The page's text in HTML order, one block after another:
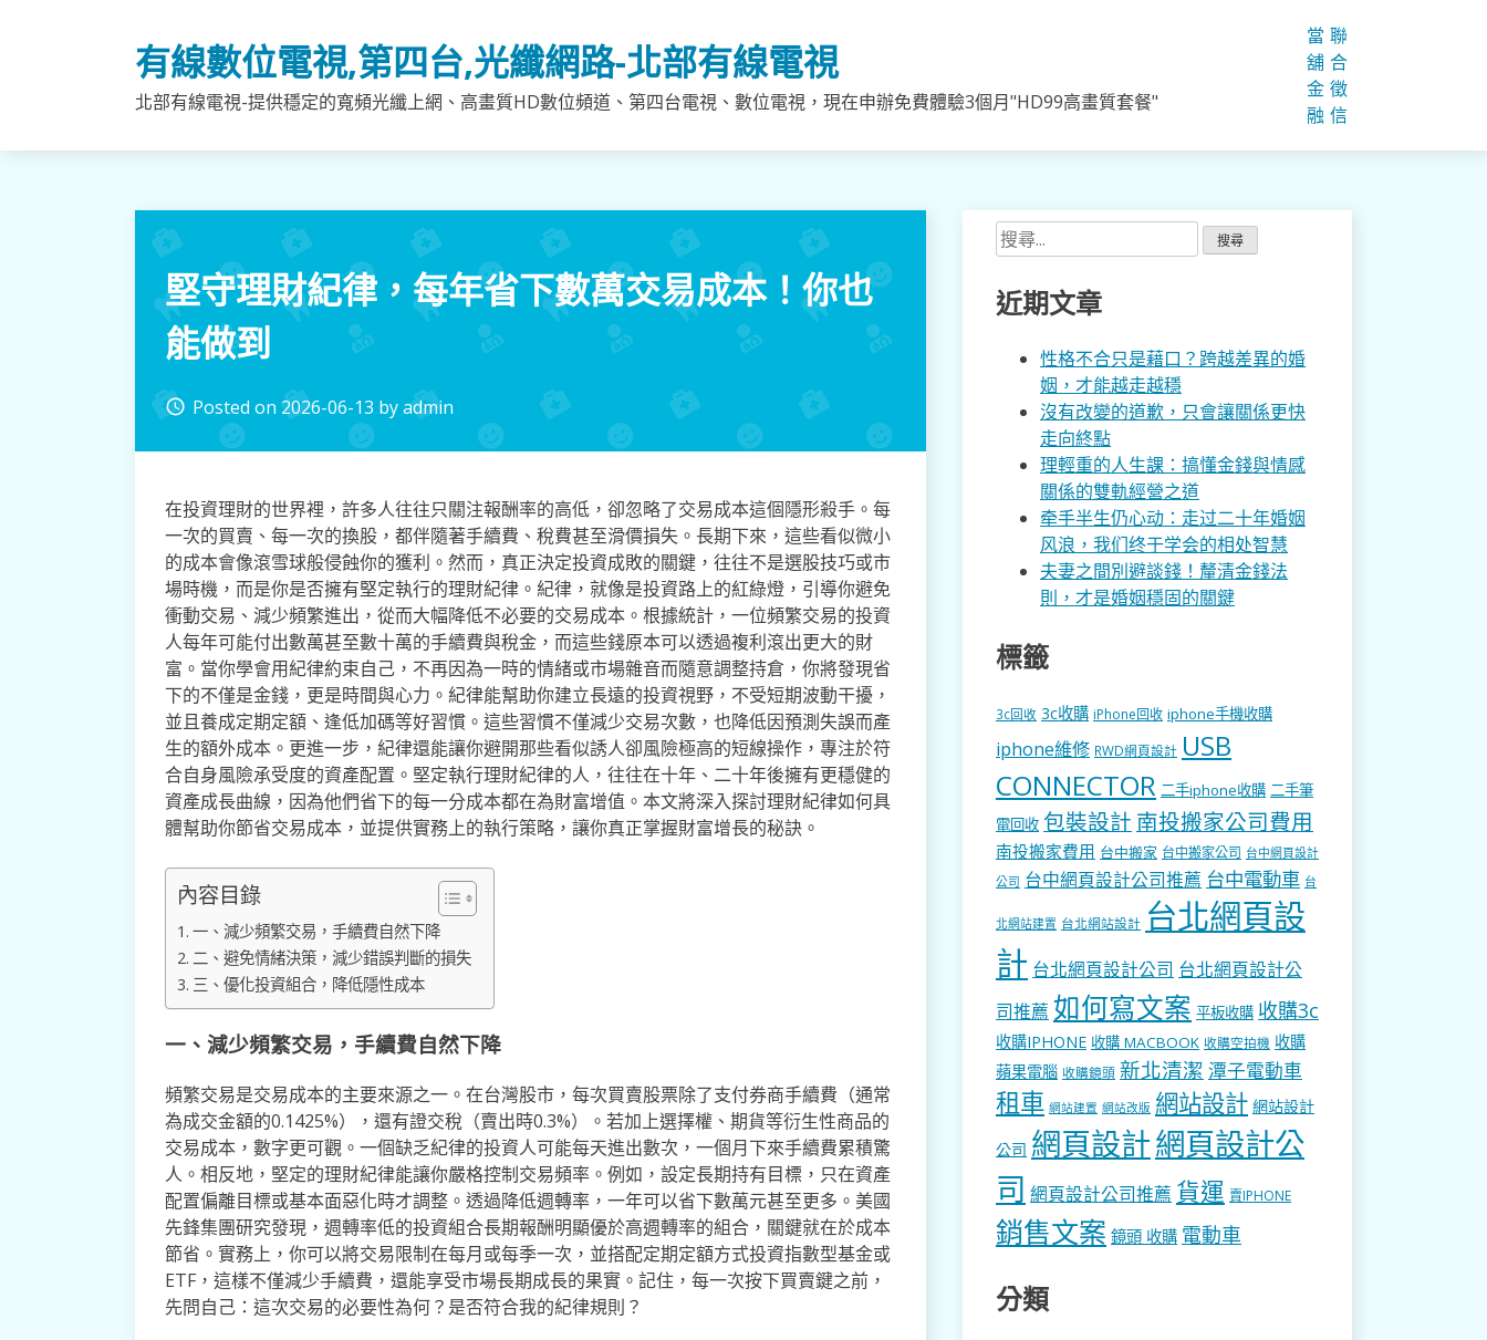
有線數位電視,第四台,光纖網路-北部有線電視
北部有線電視-提供穩定的寬頻光纖上網、高畫質HD數位頻道、第四台電視、數位電視，現在申辦免費體驗3個月"HD99高畫質套餐"
當
舖
金
融
聯
合
徵
信
堅守理財紀律，每年省下數萬交易成本！你也
能做到
access_time Posted on2026-06-13 byadmin
在投資理財的世界裡，許多人往往只關注報酬率的高低，卻忽略了交易成本這個隱形殺手。每
一次的買賣、每一次的換股，都伴隨著手續費、稅費甚至滑價損失。長期下來，這些看似微小
的成本會像滾雪球般侵蝕你的獲利。然而，真正決定投資成敗的關鍵，往往不是選股技巧或市
場時機，而是你是否擁有堅定執行的理財紀律。紀律，就像是投資路上的紅綠燈，引導你避免
衝動交易、減少頻繁進出，從而大幅降低不必要的交易成本。根據統計，一位頻繁交易的投資
人每年可能付出數萬甚至數十萬的手續費與稅金，而這些錢原本可以透過複利滾出更大的財
富。當你學會用紀律約束自己，不再因為一時的情緒或市場雜音而隨意調整持倉，你將發現省
下的不僅是金錢，更是時間與心力。紀律能幫助你建立長遠的投資視野，不受短期波動干擾，
並且養成定期定額、逢低加碼等好習慣。這些習慣不僅減少交易次數，也降低因預測失誤而產
生的額外成本。更進一步，紀律還能讓你避開那些看似誘人卻風險極高的短線操作，專注於符
合自身風險承受度的資產配置。堅定執行理財紀律的人，往往在十年、二十年後擁有更穩健的
資產成長曲線，因為他們省下的每一分成本都在為財富增值。本文將深入探討理財紀律如何具
體幫助你節省交易成本，並提供實務上的執行策略，讓你真正掌握財富增長的秘訣。
內容目錄
一、減少頻繁交易，手續費自然下降
二、避免情緒決策，減少錯誤判斷的損失
三、優化投資組合，降低隱性成本
一、減少頻繁交易，手續費自然下降
頻繁交易是交易成本的主要來源之一。在台灣股市，每次買賣股票除了支付券商手續費（通常
為成交金額的0.1425%），還有證交稅（賣出時0.3%）。若加上選擇權、期貨等衍生性商品的
交易成本，數字更可觀。一個缺乏紀律的投資人可能每天進出數次，一個月下來手續費累積驚
人。相反地，堅定的理財紀律能讓你嚴格控制交易頻率。例如，設定長期持有目標，只在資產
配置偏離目標或基本面惡化時才調整。透過降低週轉率，一年可以省下數萬元甚至更多。美國
先鋒集團研究發現，週轉率低的投資組合長期報酬明顯優於高週轉率的組合，關鍵就在於成本
節省。實務上，你可以將交易限制在每月或每季一次，並搭配定期定額方式投資指數型基金或
ETF，這樣不僅減少手續費，還能享受市場長期成長的果實。記住，每一次按下買賣鍵之前，
先問自己：這次交易的必要性為何？是否符合我的紀律規則？
搜
尋
關
鍵
近期文章
性格不合只是藉口？跨越差異的婚
姻，才能越走越穩
沒有改變的道歉，只會讓關係更快
走向終點
理輕重的人生課：搞懂金錢與情感
關係的雙軌經營之道
牵手半生仍心动：走过二十年婚姻
风浪，我们终于学会的相处智慧
夫妻之間別避談錢！釐清金錢法
則，才是婚姻穩固的關鍵
標籤
3c回收 3c收購 iPhone回收 iphone手機收購
iphone維修 RWD網頁設計 USB
CONNECTOR 二手iphone收購 二手筆
電回收 包裝設計 南投搬家公司費用
南投搬家費用 台中搬家 台中搬家公司 台中網頁設計
公司 台中網頁設計公司推薦 台中電動車 台
北網站建置 台北網站設計 台北網頁設
計 台北網頁設計公司 台北網頁設計公
司推薦 如何寫文案 平板收購 收購3c
收購IPHONE 收購 MACBOOK 收購空拍機 收購
蘋果電腦 收購鏡頭 新北清潔 潭子電動車
租車 網站建置 網站改版 網站設計 網站設計
公司 網頁設計網頁設計公
司 網頁設計公司推薦 貨運 賣IPHONE
銷售文案 鏡頭 收購 電動車
分類